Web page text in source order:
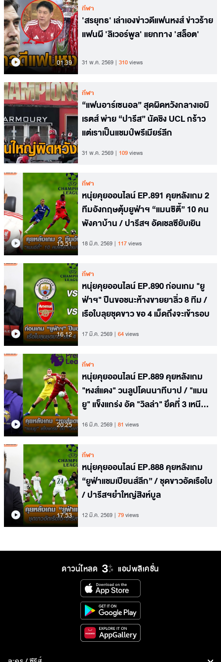
01.39
กีฬา
'สรยุทธ' เล่าเองข่าวดีแฟนหงส์ ข่าวร้าย
แฟนผี 'ลิเวอร์พูล' แยกทาง 'สล็อต'
31 พ.ค. 2569 310views
กีฬา
“แฟนอาร์เซนอล” สุดผิดหวังกลางเอมิ
เรตส์ พ่าย “ปารีส” นัดชิง UCL กร้าว
แต่เราเป็นแชมป์พรีเมียร์ลีก
31 พ.ค. 2569 109views
15.51
กีฬา
หนุ่ยคุยออนไลน์ EP.891 คุยหลังเกม 2
ทีมอังกฤษตุ้บยูฟ่าฯ “แมนซิตี้” 10 คน
พังคาบ้าน / ปารีสฯ อัดเชลซียับเยิน
18 มี.ค. 2569 117views
16.12
กีฬา
หนุ่ยคุยออนไลน์ EP.890 ก่อนเกม "ยู
ฟ่าฯ" ปืนขอชนะห้างขายยาลิ่ว 8 ทีม /
เรือใบลุยชุดขาว ขอ 4 เม็ดถึงจะเข้ารอบ
17 มี.ค. 2569 64views
20.25
กีฬา
หนุ่ยคุยออนไลน์ EP.889 คุยหลังเกม
"หงส์แดง" วนลูปโดนนาทีบาป / "แมน
ยู" แข็งแกร่ง อัด "วิลล่า" ยึดที่ 3 เหนียว
16 มี.ค. 2569 81 views
17.53
กีฬา
หนุ่ยคุยออนไลน์ EP.888 คุยหลังเกม
“ยูฟ่าแชมเปียนส์ลีก” / ชุดขาวอัดเรือใบ
/ ปารีสฯยำใหญ่สิงห์บูล
12 มี.ค. 2569 79views
ดาวน์โหลด แอปพลิเคชั่น